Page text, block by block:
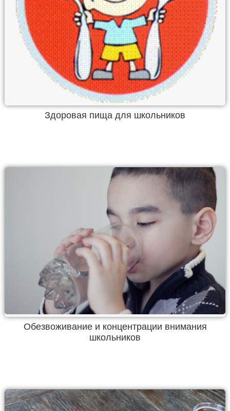
Здоровая пища для школьников
Обезвоживание и концентрации внимания
школьников